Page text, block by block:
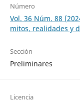
Número
Vol. 36 Núm. 88
mitos, realidades y
Sección
Preliminares
Licencia